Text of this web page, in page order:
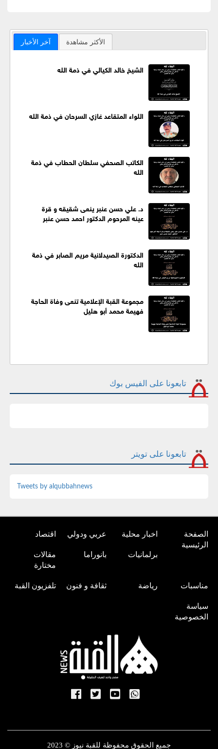
آخر الأخبار الأكثر مشاهدة
الشيخ خالد الكيالي في ذمة الله
اللواء المتقاعد غازي السرحان في ذمة الله
الكاتب الصحفي سلطان الحطاب في ذمة
الله
د. علي حسن عنبر ينعى شقيقه و قرة
عينه المرحوم الدكتور احمد حسن عنبر
الدكتورة الصيدلانية مريم الصابر في ذمة
الله
مجموعة القبة الإعلامية تنعى وفاة الحاجة
فهيمة محمد أبو هليل
تابعونا على الفيس بوك
تابعونا على تويتر
Tweets by alqubbahnews
الصفحة
الرئيسية
اخبار محلية عربي ودولي اقتصاد
برلمانيات بانوراما
مقالات
مختارة
مناسبات رياضة ثقافة و فنون تلفزيون القبة
سياسة
الخصوصية
جميع الحقوق محفوظة للقبة نيوز © 2023